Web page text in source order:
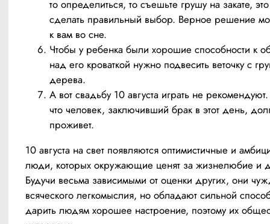
то определиться, то съешьте грушу на закате,
сделать правильный выбор. Верное решение
к вам во сне.
Чтобы у ребенка были хорошие способности к
над его кроваткой нужно подвесить веточку с
дерева.
А вот свадьбу 10 августа играть не
что человек, заключивший брак в этот день,
проживет.
10 августа на свет появляются оптимистичные и
люди, которых окружающие ценят за жизнелюбие и
Будучи весьма зависимыми от оценки других, они
всяческого легкомыслия, но обладают сильной
дарить людям хорошее настроение, поэтому их